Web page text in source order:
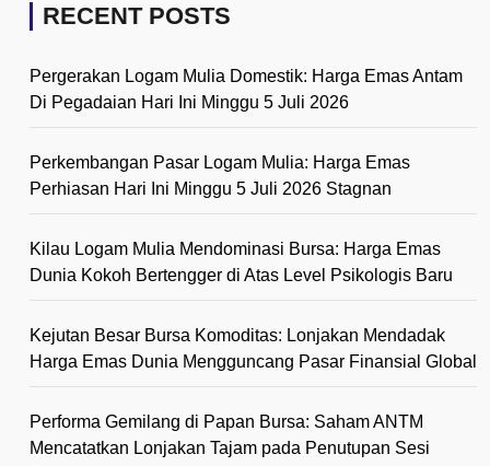
RECENT POSTS
Pergerakan Logam Mulia Domestik: Harga Emas Antam
Di Pegadaian Hari Ini Minggu 5 Juli 2026
Perkembangan Pasar Logam Mulia: Harga Emas
Perhiasan Hari Ini Minggu 5 Juli 2026 Stagnan
Kilau Logam Mulia Mendominasi Bursa: Harga Emas
Dunia Kokoh Bertengger di Atas Level Psikologis Baru
Kejutan Besar Bursa Komoditas: Lonjakan Mendadak
Harga Emas Dunia Mengguncang Pasar Finansial Global
Performa Gemilang di Papan Bursa: Saham ANTM
Mencatatkan Lonjakan Tajam pada Penutupan Sesi